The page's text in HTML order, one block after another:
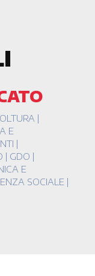
|
E
|
| GDO |
E
SOCIALE |